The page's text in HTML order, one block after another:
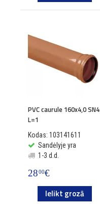
PVC caurule 160x4,0 SN4
L=1
Kodas: 103141611
Sandėlyje yra
1-3 d.d.
2800€
Ielikt grozā